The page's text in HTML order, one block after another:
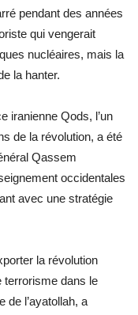
pendant des années
qui vengerait
nucléaires, mais la
la hanter.
iranienne Qods, l’un
de la révolution, a été
Qassem
occidentales
avec une stratégie
la révolution
terrorisme dans le
de l’ayatollah, a